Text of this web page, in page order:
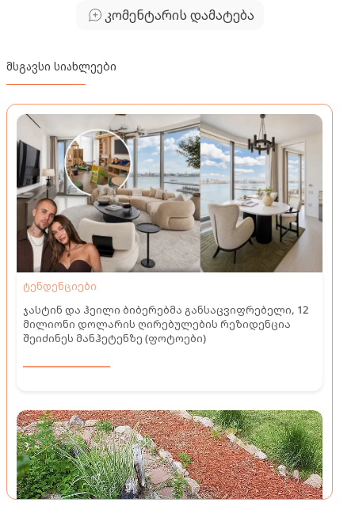
კომენტარის დამატება
მსგავსი სიახლეები
ტენდენციები
ჯასტინ და ჰეილი ბიბერებმა განსაცვიფრებელი, 12
მილიონი დოლარის ღირებულების რეზიდენცია
შეიძინეს მანჰეტენზე (ფოტოები)